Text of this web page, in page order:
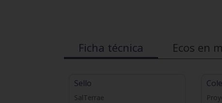
Ficha técnica Ecos en
Sello
SalTerrae